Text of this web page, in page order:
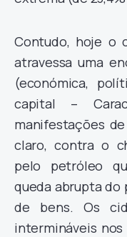
Contudo, hoje o
atravessa uma
(económica,
capital –
manifestações
claro, contra o
pelo petróleo
queda abrupta do
de bens. Os
intermináveis nos